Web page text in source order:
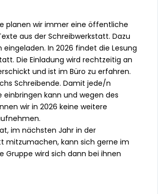
planen wir immer eine öffentliche
aus der Schreibwerkstatt. Dazu
eingeladen. In 2026 findet die Lesung
Die Einladung wird rechtzeitig an
und ist im Büro zu erfahren.
Schreibende. Damit jede/n
einbringen kann und wegen des
wir in 2026 keine weitere
im nächsten Jahr in der
mitzumachen, kann sich gerne im
Gruppe wird sich dann bei ihnen